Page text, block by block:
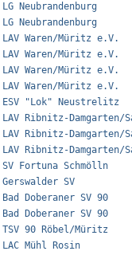
02 LG
01 LG
99 LAV Waren/
99 LAV Waren/
99 LAV Waren/
00 LAV Waren/
ESV "Lok"
Ribnitz-
Ribnitz-
Ribnitz-
SV Fortuna
99
Bad Doberaner
Bad Doberaner
TSV 90
99 LAC Mühl